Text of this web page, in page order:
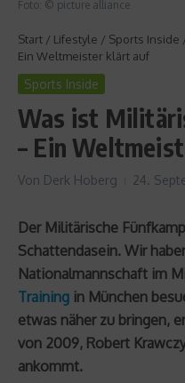
Foto: © picture alliance
Start / Lifestyle / Sports Inside
Ein Weltmeister klärt auf
Sports Inside
Was ist
– Ein
Von Derk Hoberg 24.
Der Militärische
Schattendasein. Wir
Nationalmannschaft im
Training in München
etwas näher zu bringen,
von 2009, Robert
ankommt.